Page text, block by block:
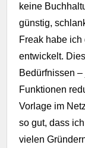
keine
günstig,
Freak habe
entwickelt.
Bedürfnissen
Funktionen
Vorlage im
so gut, dass
vielen